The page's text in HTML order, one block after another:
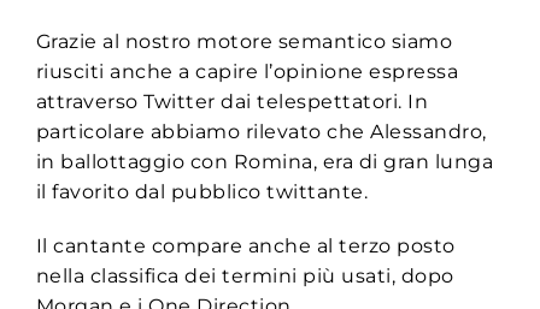
Grazie al nostro motore semantico siamo
riusciti anche a capire l’opinione espressa
attraverso Twitter dai telespettatori. In
particolare abbiamo rilevato che Alessandro,
in ballottaggio con Romina, era di gran lunga
il favorito dal pubblico twittante.
Il cantante compare anche al terzo posto
nella classifica dei termini più usati, dopo